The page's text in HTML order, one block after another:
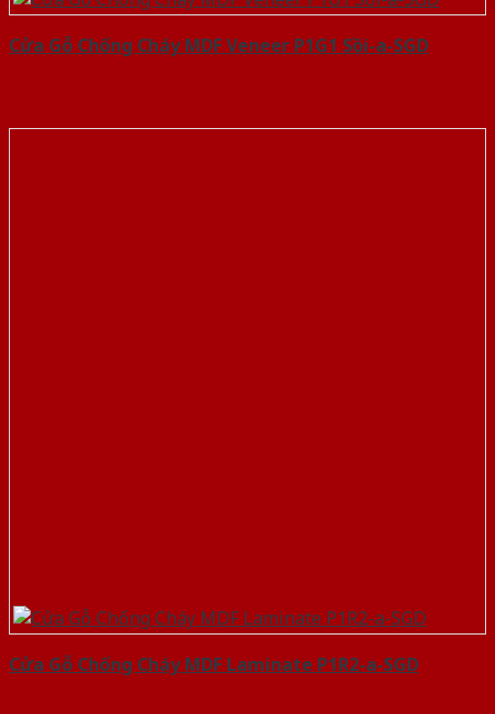
Cửa Gỗ Chống Cháy MDF Veneer P1G1 Sồi-a-SGD
Cửa Gỗ Chống Cháy MDF Laminate P1R2-a-SGD